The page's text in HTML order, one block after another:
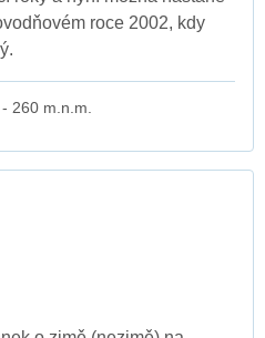
roce 2002, kdy
260 m.n.m.